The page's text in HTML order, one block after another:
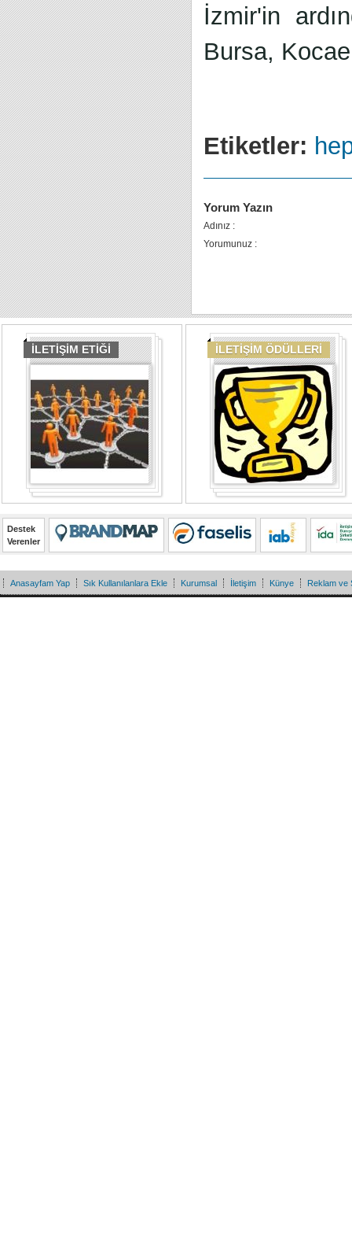
İzmir'in
Bursa,
Etiketler:
Yorum Yazın
Adınız :
Yorumunuz :
İLETİŞİM ETİĞİ İLETİŞİM ÖDÜLLERİ
Destek
Verenler
Anasayfam Yap Sık Kullanılanlara Ekle Kurumsal İletişim Künye Reklam ve